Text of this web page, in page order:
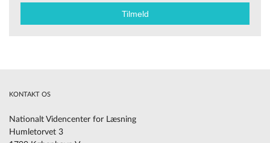
KONTAKT OS
Nationalt Videncenter for Læsning
Humletorvet 3